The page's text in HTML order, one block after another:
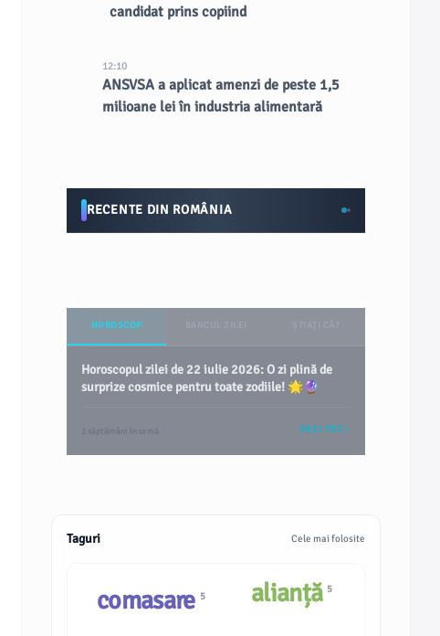
candidat prins copiind
12:10
ANSVSA a aplicat amenzi de peste 1,5
milioane lei în industria alimentară
RECENTE DIN ROMÂNIA
HOROSCOP
Horoscopul zilei de 22 iulie 2026: O zi plină de
surprize cosmice pentru toate zodiile! 🌟🔮
2 săptămâni în urmă VEZI TOT
Taguri Cele mai folosite
comasare 5 alianță 5